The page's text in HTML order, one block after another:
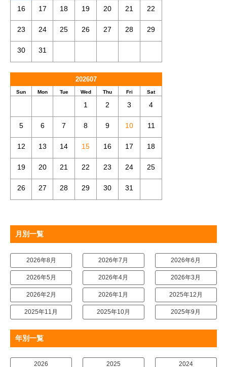
16 17 18 19 20 21 22
23 24 25 26 27 28 29
30 31
202607
Sun Mon Tue Wed Thu Fri Sat
1 2 3 4
5 6 7 8 9 10 11
12 13 14 15 16 17 18
19 20 21 22 23 24 25
26 27 28 29 30 31
月別一覧
2026年8月 2026年7月 2026年6月
2026年5月 2026年4月 2026年3月
2026年2月 2026年1月 2025年12月
2025年11月 2025年10月 2025年9月
年別一覧
2026 2025 2024